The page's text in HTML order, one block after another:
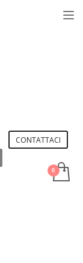
CONTATTACI